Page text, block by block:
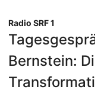
Radio SRF 1
Bernstein: